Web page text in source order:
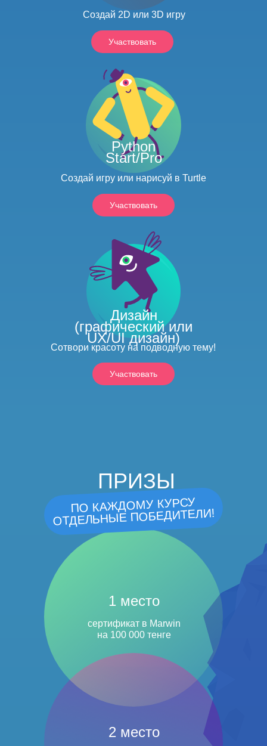
Создай 2D или 3D игру
Участвовать
Python
Start/Pro
Создай игру или нарисуй в Turtle
Участвовать
Дизайн
(графический или
UX/UI дизайн)
Cотвори красоту на подводную тему!
Участвовать
2 место
1 место
сертификат в Marwin
на 100 000 тенге
ПРИЗЫ
ПО КАЖДОМУ КУРСУ
ОТДЕЛЬНЫЕ ПОБЕДИТЕЛИ!